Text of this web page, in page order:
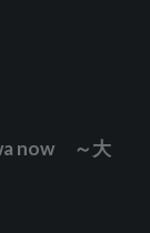
now ～大